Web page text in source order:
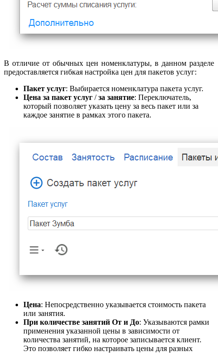
В отличие от обычных цен номенклатуры, в данном разделе
предоставляется гибкая настройка цен для пакетов услуг:
Пакет услуг: Выбирается номенклатура пакета услуг.
Цена за пакет услуг /за занятие: Переключатель,
который позволяет указать цену за весь пакет или за
каждое занятие в рамках этого пакета.
Цена: Непосредственно указывается стоимость пакета
или занятия.
При количестве занятий От и До: Указываются рамки
применения указанной цены в зависимости от
количества занятий, на которое записывается клиент.
Это позволяет гибко настраивать цены для разных